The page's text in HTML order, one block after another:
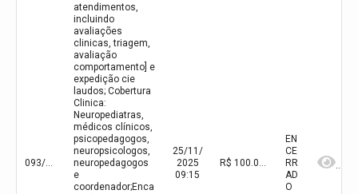
093/2025
atendimentos,
incluindo
avaliações
clinicas, triagem,
avaliação
comportamento] e
expedição cie
laudos; Cobertura
Clinica:
Neuropediatras,
médicos clínicos,
psicopedagogos,
neuropsicologos,
neuropedagogos
e
coordenador;Enca
25/11/
2025
09:15
R$ 100.000,00(valor inicial) R$ 100.000,00(valor atualizado)
EN
CE
RR
AD
O